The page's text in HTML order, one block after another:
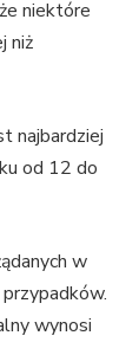
niektóre
niż
najbardziej
od 12 do
w
wynosi